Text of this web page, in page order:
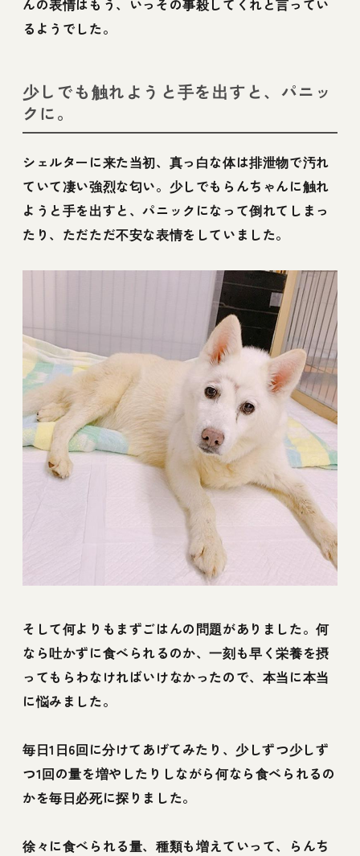
るようでした。
少しでも触れようと手を出すと、パニッ
クに。
シェルターに来た当初、真っ白な体は排泄物で汚れ
ていて凄い強烈な匂い。少しでもらんちゃんに触れ
ようと手を出すと、パニックになって倒れてしまっ
たり、ただただ不安な表情をしていました。
そして何よりもまずごはんの問題がありました。何
なら吐かずに食べられるのか、一刻も早く栄養を摂
ってもらわなければいけなかったので、本当に本当
に悩みました。
毎日1日6回に分けてあげてみたり、少しずつ少しず
つ1回の量を増やしたりしながら何なら食べられるの
かを毎日必死に探りました。
徐々に食べられる量、種類も増えていって、らんち